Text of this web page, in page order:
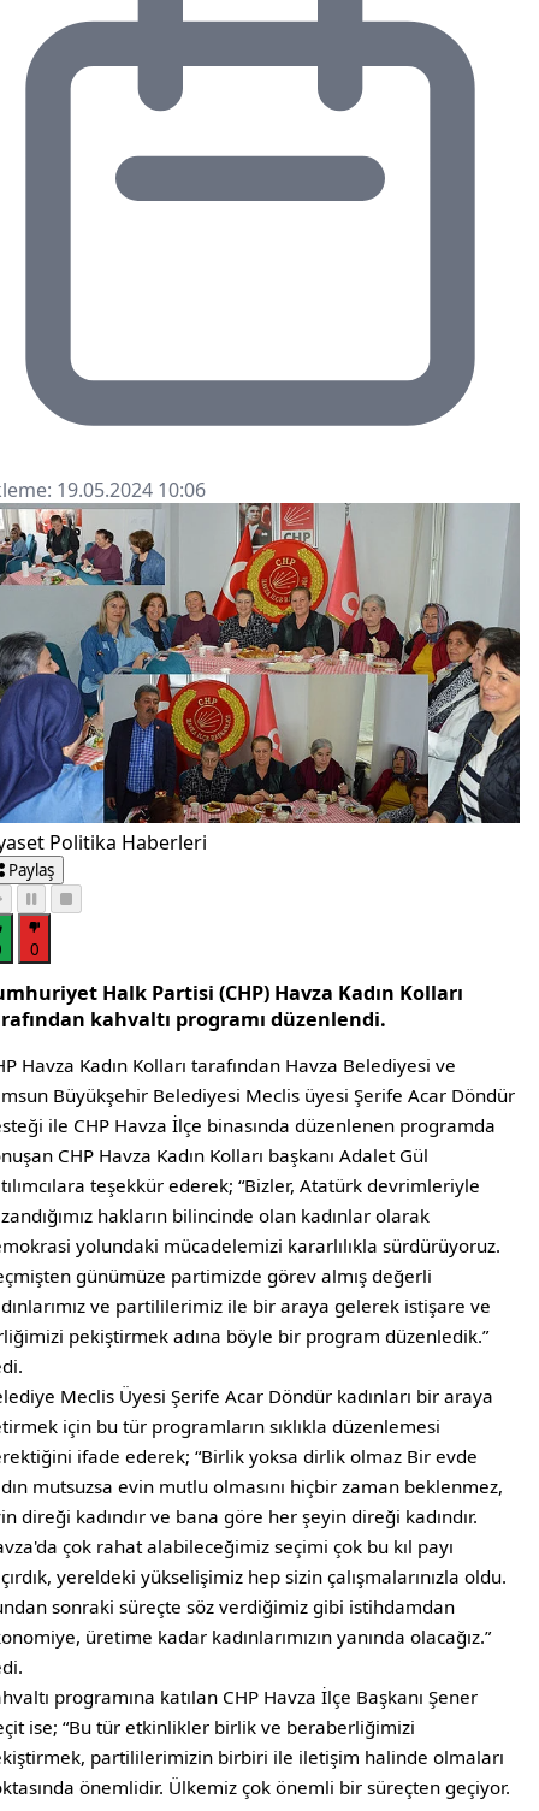
19.05.2024 10:06
Politika Haberleri
Paylaş
0
Halk Partisi (CHP) Havza Kadın Kolları
kahvaltı programı düzenlendi.
Havza Kadın Kolları tarafından Havza Belediyesi ve
Büyükşehir Belediyesi Meclis üyesi Şerife Acar Döndür
ile CHP Havza İlçe binasında düzenlenen programda
CHP Havza Kadın Kolları başkanı Adalet Gül
teşekkür ederek; “Bizler, Atatürk devrimleriyle
hakların bilincinde olan kadınlar olarak
yolundaki mücadelemizi kararlılıkla sürdürüyoruz.
günümüze partimizde görev almış değerli
ve partililerimiz ile bir araya gelerek istişare ve
pekiştirmek adına böyle bir program düzenledik.”
Meclis Üyesi Şerife Acar Döndür kadınları bir araya
için bu tür programların sıklıkla düzenlemesi
ifade ederek; “Birlik yoksa dirlik olmaz Bir evde
mutsuzsa evin mutlu olmasını hiçbir zaman beklenmez,
direği kadındır ve bana göre her şeyin direği kadındır.
çok rahat alabileceğimiz seçimi çok bu kıl payı
yereldeki yükselişimiz hep sizin çalışmalarınızla oldu.
sonraki süreçte söz verdiğimiz gibi istihdamdan
üretime kadar kadınlarımızın yanında olacağız.”
programına katılan CHP Havza İlçe Başkanı Şener
ise; “Bu tür etkinlikler birlik ve beraberliğimizi
partililerimizin birbiri ile iletişim halinde olmaları
önemlidir. Ülkemiz çok önemli bir süreçten geçiyor.